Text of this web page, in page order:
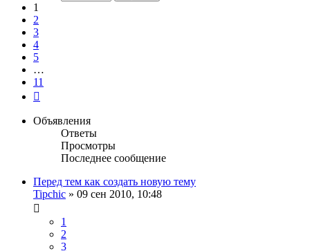
1
2
3
4
5
…
11
Объявления
Ответы
Просмотры
Последнее сообщение
Перед тем как создать новую тему
Tipchic » 09 сен 2010, 10:48
1
2
3